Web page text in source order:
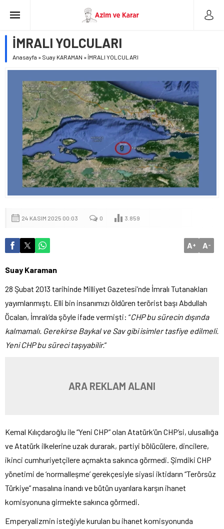
İMRALI YOLCULARI
Anasayfa » Suay KARAMAN » İMRALI YOLCULARI
24 KASIM 2025 00:03 0 3.859
A+ A-
Suay Karaman
28 Şubat 2013 tarihinde Milliyet Gazetesi’nde İmralı Tutanakları
yayımlanmıştı. Elli bin insanımızı öldüren terörist başı Abdullah
Öcalan, İmralı’da şöyle ifade vermişti: “CHP bu sürecin dışında
kalmamalı. Gerekirse Baykal ve Sav gibi isimler tasfiye edilmeli.
Yeni CHP bu süreci taşıyabilir.”
ARA REKLAM ALANI
Kemal Kılıçdaroğlu ile “Yeni CHP” olan Atatürk’ün CHP’si, ulusallığa
ve Atatürk ilkelerine uzak durarak, partiyi bölücülere, dincilere,
ikinci cumhuriyetçilere açmakta sakınca görmedi. Şimdiki CHP
yönetimi de ‘normalleşme’ gerekçesiyle siyasi iktidarın “Terörsüz
Türkiye” masalına inandı ve bütün uyarılara karşın ihanet
komisyonuna girmekte sakınca görmedi.
Emperyalizmin isteğiyle kurulan bu ihanet komisyonunda